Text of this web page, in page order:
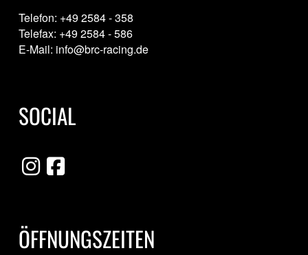
Telefon: +49 2584 - 358
Telefax: +49 2584 - 586
E-Mail: info@brc-racing.de
SOCIAL
ÖFFNUNGSZEITEN